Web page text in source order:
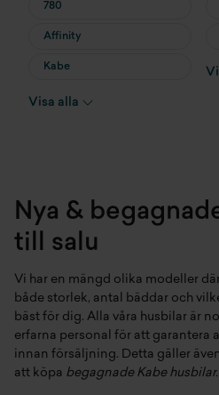
780
Affinity
Kabe
Travel Master
Visa alla
Nya &
till salu
Vi har en mängd olika modeller
både storlek, antal bäddar och
bäst för dig. Alla våra husbilar är
erfarna personal för att garantera
innan försäljning. Detta gäller
att köpa begagnade Kabe husbilar.